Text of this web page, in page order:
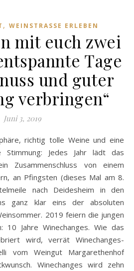
, WEINSTRASSE ERLEBEN
mit euch zwei
Tage
und guter
verbringen“
Juni 3, 2019
Stimmung: Jedes Jahr lädt das
Zusammenschluss von einem
an Pfingsten (dieses Mal am 8.
nach Deidesheim in den
ganz klar eins der absoluten
2019 feiern die jungen
10 Jahre Winechanges. Wie das
wird, verrät Winechanges-
vom Weingut Margarethenhof
Winechanges wird zehn